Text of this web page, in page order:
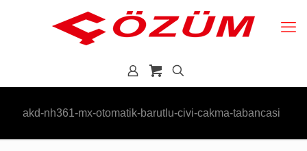
akd-nh361-mx-otomatik-barutlu-civi-cakma-tabancasi